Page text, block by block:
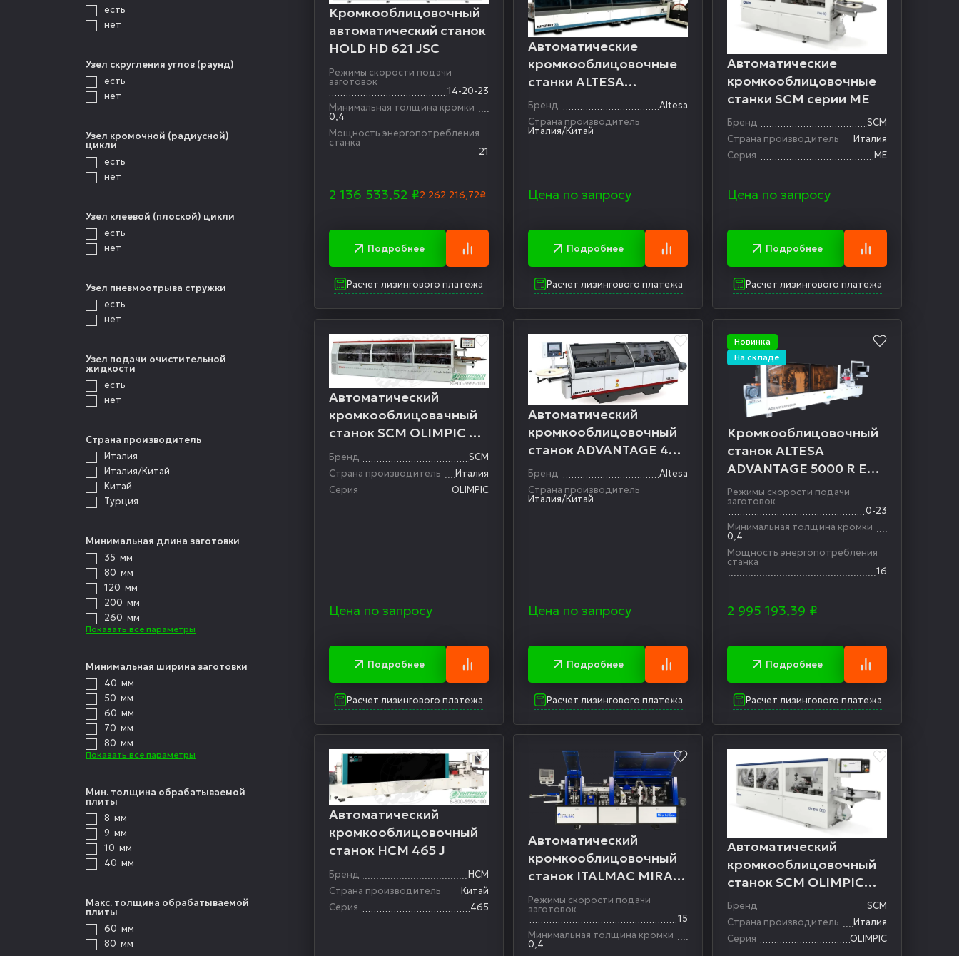
есть
нет
Узел скругления углов (раунд)
есть
нет
Узел кромочной (радиусной)
цикли
есть
нет
Узел клеевой (плоской) цикли
есть
нет
Узел пневмоотрыва стружки
есть
нет
Узел подачи очистительной
жидкости
есть
нет
Страна производитель
Италия
Италия/Китай
Китай
Турция
Минимальная длина заготовки
35 мм
80 мм
120 мм
200 мм
260 мм
Показать все параметры
Минимальная ширина заготовки
40 мм
50 мм
60 мм
70 мм
80 мм
Показать все параметры
Мин. толщина обрабатываемой
плиты
8 мм
9 мм
10 мм
40 мм
Макс. толщина обрабатываемой
плиты
60 мм
80 мм
Кромкооблицовочный
автоматический станок
HOLD HD 621 JSC
Режимы скорости подачи
заготовок
14-20-23
Минимальная толщина кромки
0,4
Мощность энергопотребления
станка
21
2 136 533,52 ₽2 262 216,72₽
Подробнее
Расчет лизингового платежа
Автоматические
кромкооблицовочные
станки ALTESA
PROFESSIONAL LINE
Бренд
Altesa
Страна производитель
Италия/Китай
Цена по запросу
Подробнее
Расчет лизингового платежа
Автоматические
кромкооблицовочные
станки SCM серии МЕ
Бренд
SCM
Страна производитель
Италия
Серия
ME
Цена по запросу
Подробнее
Расчет лизингового платежа
Автоматический
кромкооблицовачный
станок SCM OLIMPIC K
600
Бренд
SCM
Страна производитель
Италия
Серия
OLIMPIC
Цена по запросу
Подробнее
Расчет лизингового платежа
Автоматический
кромкооблицовочный
станок ADVANTAGE 400
EURO
Бренд
Altesa
Страна производитель
Италия/Китай
Цена по запросу
Подробнее
Расчет лизингового платежа
Новинка
На складе
Кромкооблицовочный
станок ALTESA
ADVANTAGE 5000 R EVO
автоматический
Режимы скорости подачи
заготовок
0-23
Минимальная толщина кромки
0,4
Мощность энергопотребления
станка
16
2 995 193,39 ₽
Подробнее
Расчет лизингового платежа
Автоматический
кромкооблицовочный
станок HCM 465 J
Бренд
HCM
Страна производитель
Китай
Серия
465
Автоматический
кромкооблицовочный
станок ITALMAC MIRA
6J Eco
Режимы скорости подачи
заготовок
15
Минимальная толщина кромки
0,4
Автоматический
кромкооблицовочный
станок SCM OLIMPIC
500
Бренд
SCM
Страна производитель
Италия
Серия
OLIMPIC